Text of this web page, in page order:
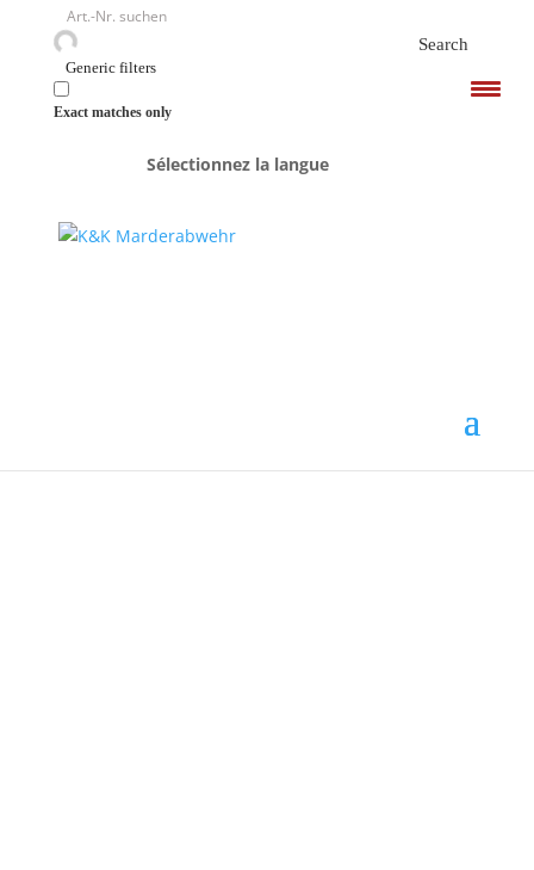
Search
Generic filters
Exact matches only
Sélectionnez la langue